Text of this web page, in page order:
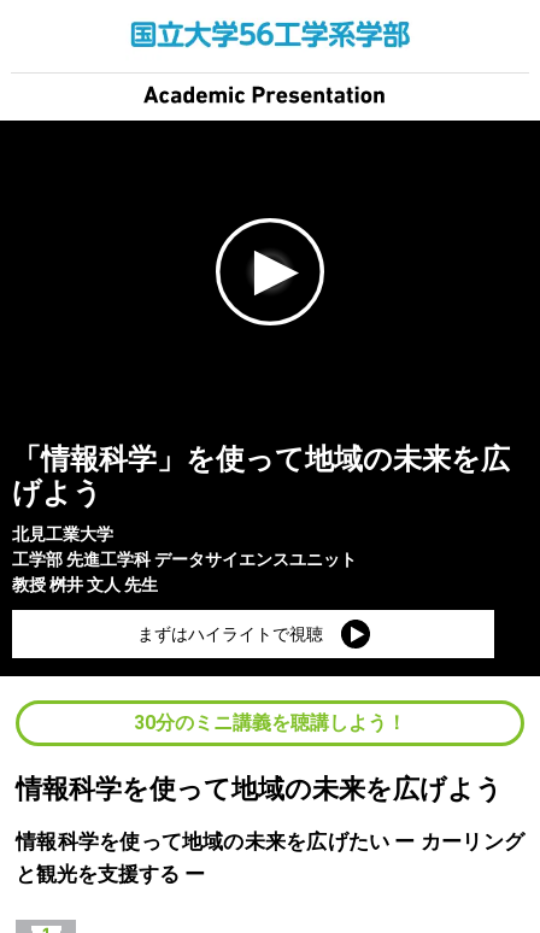
「情報科学」を使って地域の未来を広
げよう
北見工業大学
工学部先進工学科 データサイエンスユニット
教授桝井 文人 先生
まずはハイライトで視聴
30分のミニ講義を聴講しよう！
情報科学を使って地域の未来を広げよう
情報科学を使って地域の未来を広げたい ー カーリング
と観光を支援する ー